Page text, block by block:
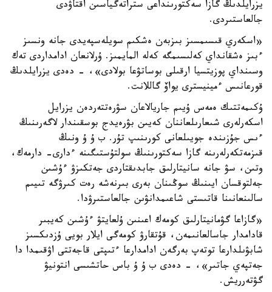
يزرايلدىڭ گازا سەكتورىنداعى ستراتەگياسىن اقتاۋدى
جالعاستىردى.
«اسكەري قىسىمسىز بىزبەن ەشكىم سويلەسپەيدى جانە ونسىز
ءبىز ەشقانداي كەلىسىمگە كەلە المايمىز. ۇرلانعان ادامداردى تەك
وسىنداي پوزيتسيا ارقىلى بوساتۋعا بولادى»، - دەدى يزرايلدىڭ
قورعانىس ءمينيسترى يواۆ گاللانت.
ۇكىمەتتىك ەمەس ۇيىم جاريالاعان سۋرەتتەردەن يزرايل
اسكەرلەرى شىعارىلعاننان كەيىن بۋرەيدج بوسقىندار لاگەرىنىڭ
ءىس جۇزىندە جويىلعانى كورىنىپ تۇر. ب ۇ ۇ ونىڭ
قىزمەتكەرلەرىنە گازا سەكتورىنىڭ سولتۇستىگىنە ءدارى- دارمەك،
وتىن، سۋ جانە سانيتارلىق جابدىقتاردى جەتكىزۋ ءۇشىن
جەلتوقسان ايىنىڭ سوڭىنان بەرى بىرنەشە رەت كىرۋگە تىيىم
سالىنعانىنا قاتىستى شاعىمدانۋىن جالعاستىرۋدا.
«گازاعا گۋمانيتارلىق كومەك اعىنىن ۇلعايتۋ ءۇشىن كەيبىر
قادامدار جاسالعانىمەن، قۇتقارۋ كومەگى ايلار بويى ۇزدىكسىز
شابۋىلدارعا توتەپ بەرگەن ادامدارعا ءتىپتى قاجەتتى اۋقىمدا دا
جەتپەي جاتىر»، - دەدى ب ۇ ۇ باس حاتشىسى انتونيۋ
گۋتەرريش.